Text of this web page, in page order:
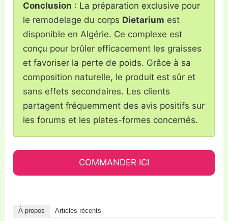
Conclusion : La préparation exclusive pour
le remodelage du corps Dietarium est
disponible en Algérie. Ce complexe est
conçu pour brûler efficacement les graisses
et favoriser la perte de poids. Grâce à sa
composition naturelle, le produit est sûr et
sans effets secondaires. Les clients
partagent fréquemment des avis positifs sur
les forums et les plates-formes concernés.
COMMANDER ICI
À propos Articles récents